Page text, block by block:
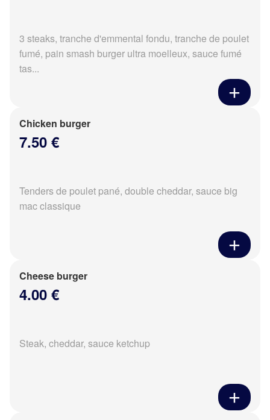
3 steaks, tranche d'emmental fondu, tranche de poulet
fumé, pain smash burger ultra moelleux, sauce fumé
tas...
Chicken burger
7.50 €
Tenders de poulet pané, double cheddar, sauce big
mac classique
Cheese burger
4.00 €
Steak, cheddar, sauce ketchup